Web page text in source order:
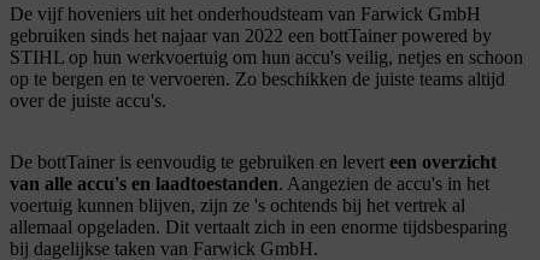
De vijf hoveniers uit het onderhoudsteam van Farwick GmbH
gebruiken sinds het najaar van 2022 een bottTainer powered by
STIHL op hun werkvoertuig om hun accu's veilig, netjes en schoon
op te bergen en te vervoeren. Zo beschikken de juiste teams altijd
over de juiste accu's.
De bottTainer is eenvoudig te gebruiken en levert een overzicht
van alle accu's en laadtoestanden. Aangezien de accu's in het
voertuig kunnen blijven, zijn ze 's ochtends bij het vertrek al
allemaal opgeladen. Dit vertaalt zich in een enorme tijdsbesparing
bij dagelijkse taken van Farwick GmbH.